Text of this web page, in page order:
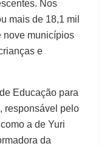
Nos
mais de 18,1 mil
nove municípios
e
Educação para
responsável pelo
a de Yuri
da